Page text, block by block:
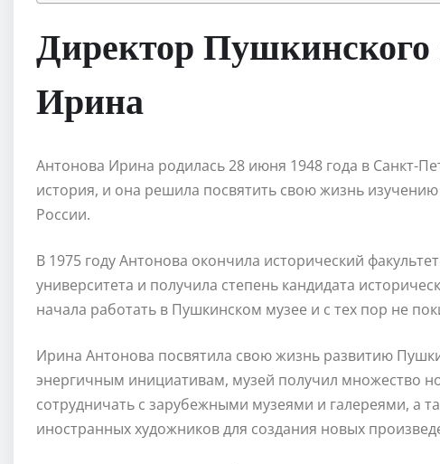
Директор Пушкинского
Ирина
Антонова Ирина родилась 28 июня 1948 года в Санкт-
история, и она решила посвятить свою жизнь
России.
В 1975 году Антонова окончила исторический
университета и получила степень кандидата
начала работать в Пушкинском музее и с тех пор не
Ирина Антонова посвятила свою жизнь развитию
энергичным инициативам, музей получил множество
сотрудничать с зарубежными музеями и галереями, а
иностранных художников для создания новых